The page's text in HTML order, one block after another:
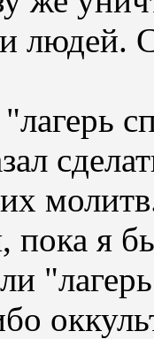
людей.
я